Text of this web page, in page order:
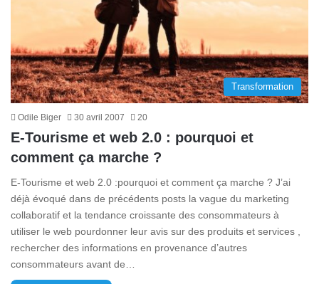
Transformation
Odile Biger 30 avril 2007 20
E-Tourisme et web 2.0 : pourquoi et
comment ça marche ?
E-Tourisme et web 2.0 :pourquoi et comment ça marche ? J’ai
déjà évoqué dans de précédents posts la vague du marketing
collaboratif et la tendance croissante des consommateurs à
utiliser le web pourdonner leur avis sur des produits et services ,
rechercher des informations en provenance d’autres
consommateurs avant de…